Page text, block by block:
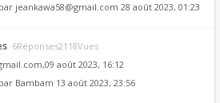
jeankawa58@gmail.com 28 août 2023, 01:23
6Réponses2118Vues
,09 août 2023, 16:12
Bambam 13 août 2023, 23:56